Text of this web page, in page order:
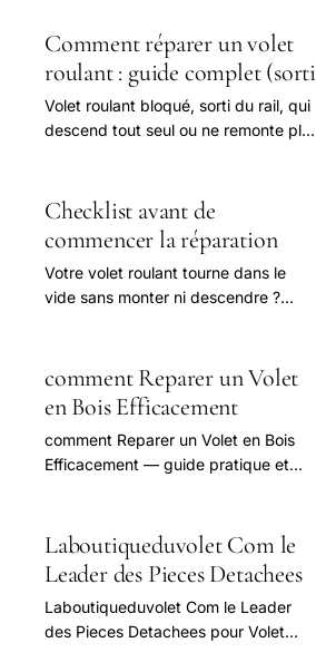
Comment réparer un volet
roulant : guide complet (sorti
Volet roulant bloqué, sorti du rail, qui
descend tout seul ou ne remonte plus
Velux.
Checklist avant de
commencer la réparation
Votre volet roulant tourne dans le
vide sans monter ni descendre ?
comment Reparer un Volet
en Bois Efficacement
comment Reparer un Volet en Bois
Efficacement — guide pratique et
Laboutiqueduvolet Com le
Leader des Pieces Detachees
Laboutiqueduvolet Com le Leader
des Pieces Detachees pour Volet